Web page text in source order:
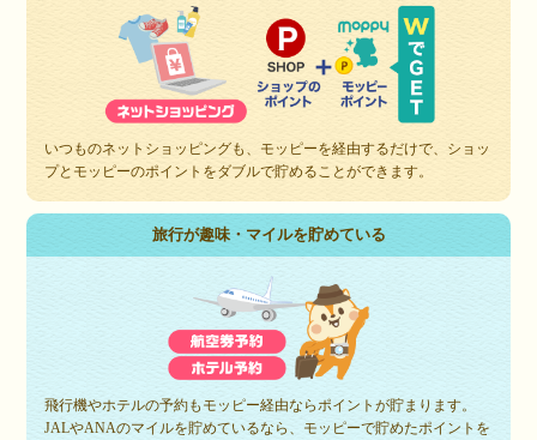
いつものネットショッピングも、モッピーを経由するだけで、ショッ
プとモッピーのポイントをダブルで貯めることができます。
旅行が趣味・マイルを貯めている
飛行機やホテルの予約もモッピー経由ならポイントが貯まります。
JALやANAのマイルを貯めているなら、モッピーで貯めたポイントを